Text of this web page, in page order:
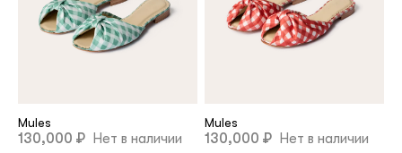
customer
Mules
130,000 ₽ Нет в наличии
Mules
130,000 ₽ Нет в наличии